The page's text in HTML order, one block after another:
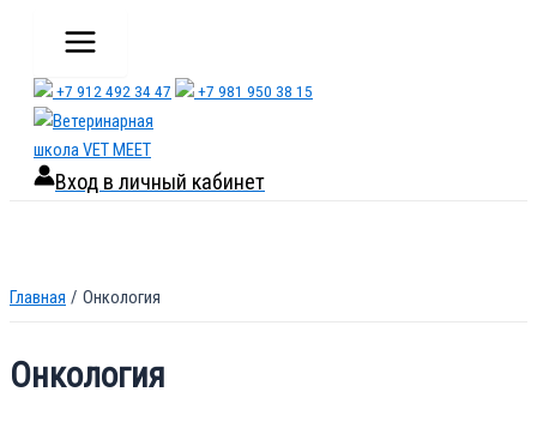
содержимому
Main
Menu
+7 912 492 34 47 +7 981 950 38 15
Вход в личный кабинет
Главная Онкология
Онкология